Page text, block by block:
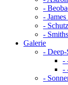
-
-
-
-
Galerie
-
-
-
-